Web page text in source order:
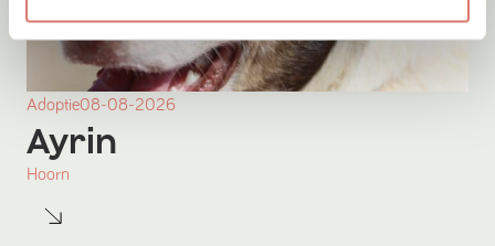
Adoptie08-08-2026
Ayrin
Hoorn